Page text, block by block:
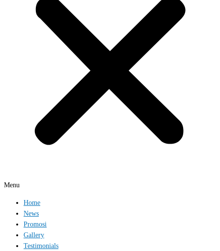
Menu
Home
News
Promosi
Gallery
Testimonials